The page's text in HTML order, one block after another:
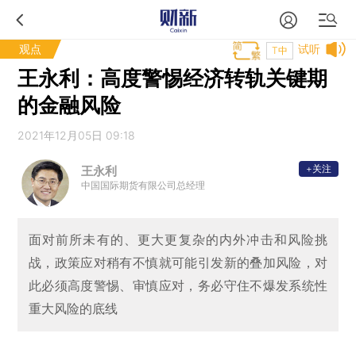
观点 试听
T中
王永利：高度警惕经济转轨关键期
的金融风险
2021年12月05日 09:18
王永利
中国国际期货有限公司总经理
+关注
面对前所未有的、更大更复杂的内外冲击和风险挑
战，政策应对稍有不慎就可能引发新的叠加风险，对
此必须高度警惕、审慎应对，务必守住不爆发系统性
重大风险的底线